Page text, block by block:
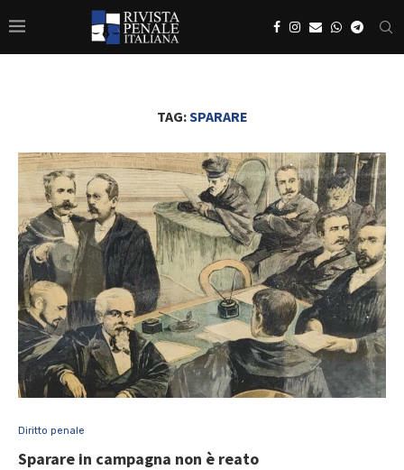
TAG:SPARARE
Diritto penale
Sparare in campagna non è reato